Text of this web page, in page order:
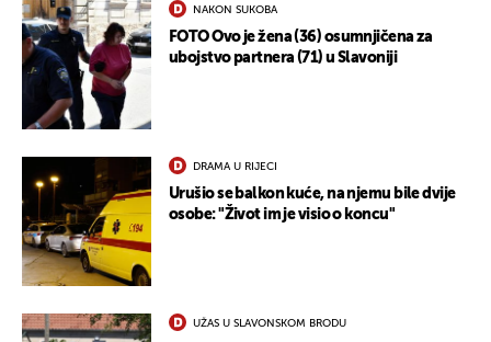
NAKON SUKOBA
FOTO Ovo je žena (36) osumnjičena za
ubojstvo partnera (71) u Slavoniji
DRAMA U RIJECI
Urušio se balkon kuće, na njemu bile dvije
osobe: "Život im je visio o koncu"
UŽAS U SLAVONSKOM BRODU